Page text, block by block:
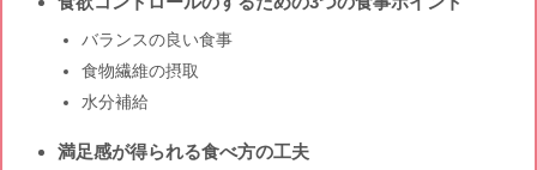
バランスの良い食事
食物繊維の摂取
水分補給
満足感が得られる食べ方の工夫